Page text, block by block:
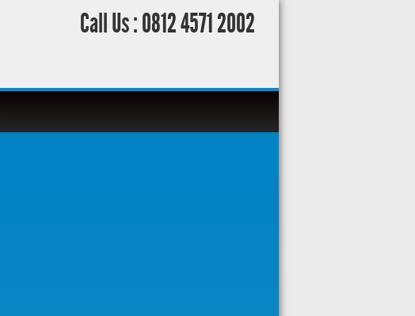
Call Us :0812 4571 2002